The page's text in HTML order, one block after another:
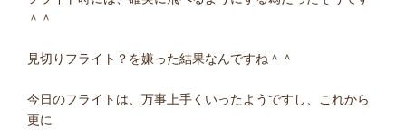
＾＾
見切りフライト？を嫌った結果なんですね＾＾
今日のフライトは、万事上手くいったようですし、これから
更に